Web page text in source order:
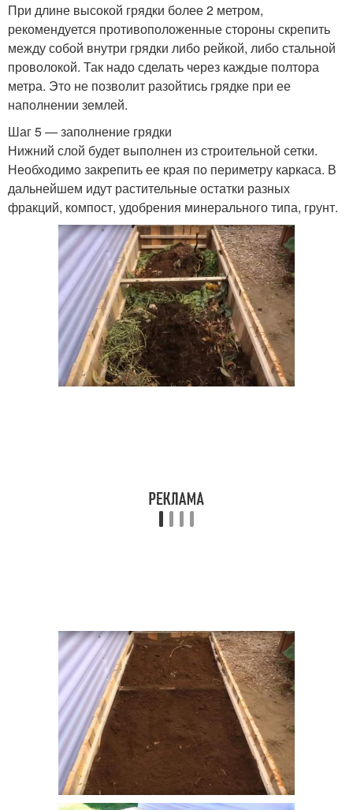
При длине высокой грядки более 2 метром,
рекомендуется противоположенные стороны скрепить
между собой внутри грядки либо рейкой, либо стальной
проволокой. Так надо сделать через каждые полтора
метра. Это не позволит разойтись грядке при ее
наполнении землей.
Шаг 5 — заполнение грядки
Нижний слой будет выполнен из строительной сетки.
Необходимо закрепить ее края по периметру каркаса. В
дальнейшем идут растительные остатки разных
фракций, компост, удобрения минерального типа, грунт.